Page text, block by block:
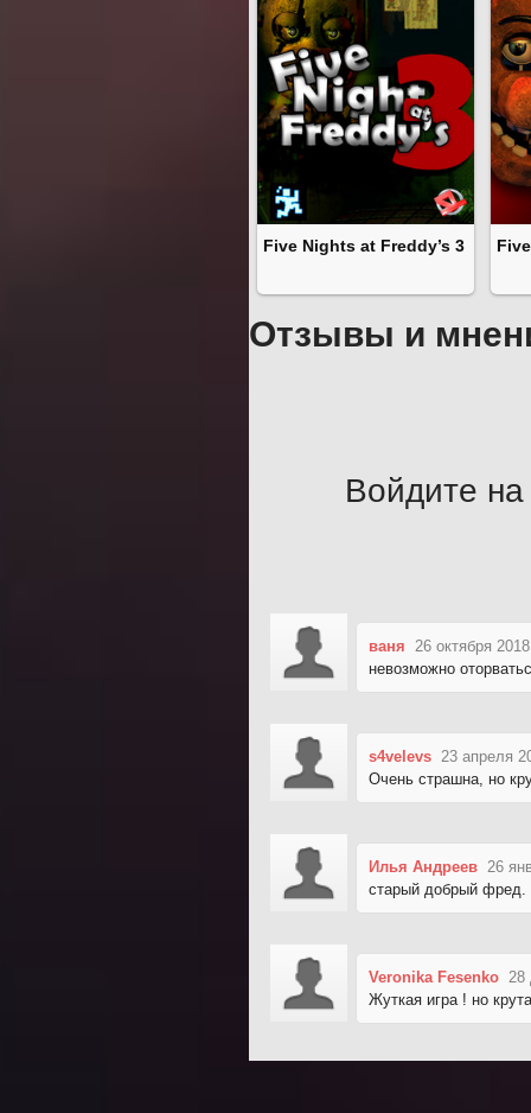
Five Nights at Freddy’s 3
Отзывы и
Войдите на
ваня
26 октября
невозможно
s4velevs 23 апреля
Очень страшна, но
Илья Андреев 26
старый добрый фред.
Veronika Fesenko 28
Жуткая игра ! но